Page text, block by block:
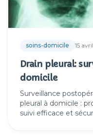
soins-domicile 15
Drain pleural:
domicile
Surveillance
pleural à domicile :
suivi efficace et